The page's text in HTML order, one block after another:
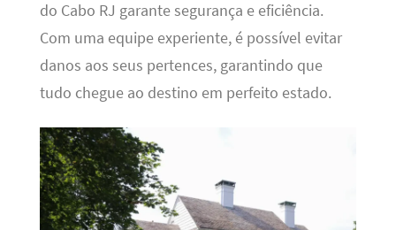
do Cabo RJ garante segurança e eficiência.
Com uma equipe experiente, é possível evitar
danos aos seus pertences, garantindo que
tudo chegue ao destino em perfeito estado.